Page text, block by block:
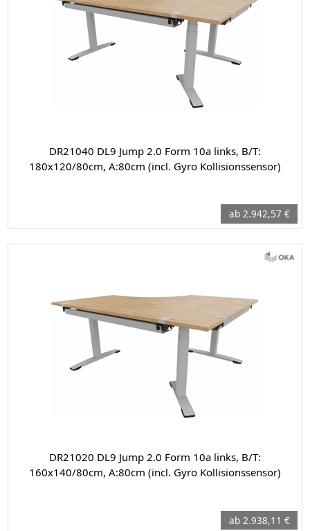
DR21040 DL9 Jump 2.0 Form 10a links, B/T:
180x120/80cm, A:80cm (incl. Gyro Kollisionssensor)
ab 2.942,57 €
DR21020 DL9 Jump 2.0 Form 10a links, B/T:
160x140/80cm, A:80cm (incl. Gyro Kollisionssensor)
ab 2.938,11 €